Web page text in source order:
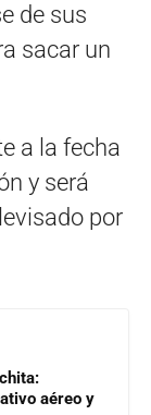
de sus
sacar un
a la fecha
y será
por
aéreo y